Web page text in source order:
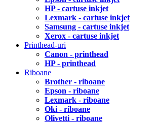
HP - cartuse inkjet
Lexmark - cartuse inkjet
Samsung - cartuse inkjet
Xerox - cartuse inkjet
Printhead-uri
Canon - printhead
HP - printhead
Riboane
Brother - riboane
Epson - riboane
Lexmark - riboane
Oki - riboane
Olivetti - riboane